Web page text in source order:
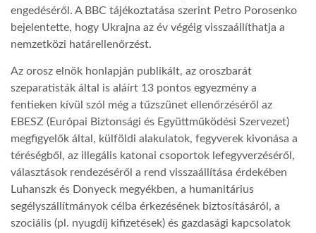
LATIMO.HU
GLOBOBOOK
engedéséről. A BBC tájékoztatása szerint Petro Porosenko
bejelentette, hogy Ukrajna az év végéig visszaállíthatja a
nemzetközi határellenőrzést.
Az orosz elnök honlapján publikált, az oroszbarát
szeparatisták által is aláírt 13 pontos egyezmény a
fentieken kívül szól még a tűzszünet ellenőrzéséről az
EBESZ (Európai Biztonsági és Együttműködési Szervezet)
megfigyelők által, külföldi alakulatok, fegyverek kivonása a
téréségből, az illegális katonai csoportok lefegyverzéséről,
választások rendezéséről a rend visszaállítása érdekében
Luhanszk és Donyeck megyékben, a humanitárius
segélyszállítmányok célba érkezésének biztosításáról, a
szociális (pl. nyugdíj kifizetések) és gazdasági kapcsolatok